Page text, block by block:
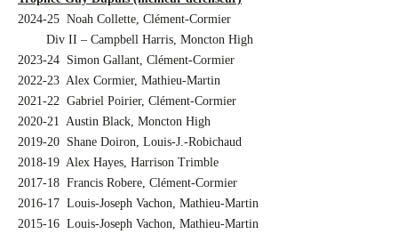
2024-25 Noah Collette, Clément-Cormier
Div II – Campbell Harris, Moncton High
2023-24 Simon Gallant, Clément-Cormier
2022-23 Alex Cormier, Mathieu-Martin
2021-22 Gabriel Poirier, Clément-Cormier
2020-21 Austin Black, Moncton High
2019-20 Shane Doiron, Louis-J.-Robichaud
2018-19 Alex Hayes, Harrison Trimble
2017-18 Francis Robere, Clément-Cormier
2016-17 Louis-Joseph Vachon, Mathieu-Martin
2015-16 Louis-Joseph Vachon, Mathieu-Martin